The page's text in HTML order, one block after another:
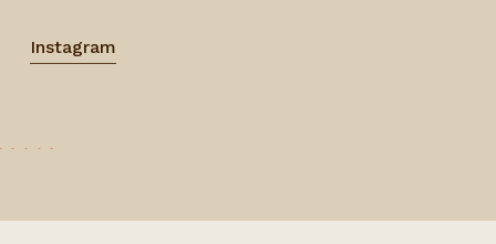
Instagram
· · · · ·